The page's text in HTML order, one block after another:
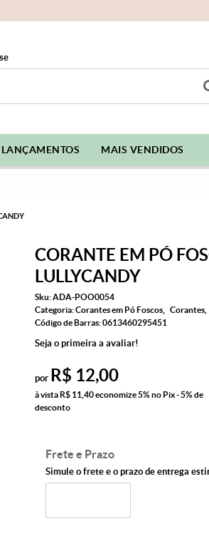
LANÇAMENTOS MAIS VENDIDOS
CORANTE EM PÓ
LULLYCANDY
Sku:ADA-POO0054
Categoria:Corantes em Pó Foscos Corantes
Código de Barras:0613460295451
Seja o primeira a avaliar!
por R$ 12,00
à vista R$ 11,40economize5%no Pix - 5% de
desconto
Frete e Prazo
Simule o frete e o prazo de entrega